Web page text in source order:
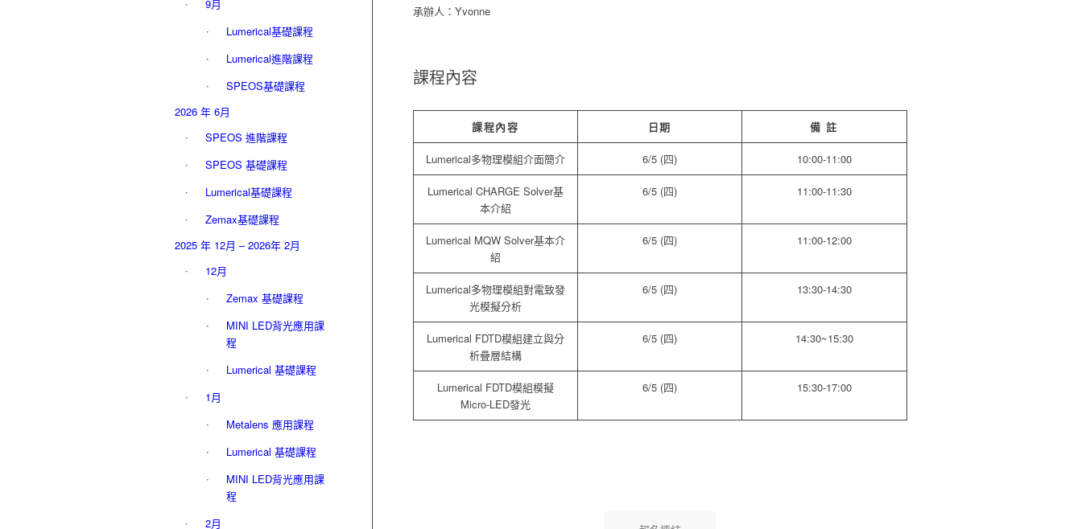
承辦人：Yvonne
課程內容
課程內容 日期 備 註
Lumerical多物理模組介面簡介 6/5 (四) 10:00-11:00
Lumerical CHARGE Solver基
本介紹
6/5 (四) 11:00-11:30
Lumerical MQW Solver基本介
紹
6/5 (四) 11:00-12:00
Lumerical多物理模組對電致發
光模擬分析
6/5 (四) 13:30-14:30
Lumerical FDTD模組建立與分
析疊層結構
6/5 (四) 14:30~15:30
Lumerical FDTD模組模擬
Micro-LED發光
6/5 (四) 15:30-17:00
9月
Lumerical基礎課程
Lumerical進階課程
SPEOS基礎課程
2026 年 6月
SPEOS 進階課程
SPEOS 基礎課程
Lumerical基礎課程
Zemax基礎課程
2025 年 12月 – 2026年 2月
12月
Zemax 基礎課程
MINI LED背光應用課
程
Lumerical 基礎課程
1月
Metalens 應用課程
Lumerical 基礎課程
MINI LED背光應用課
程
2月